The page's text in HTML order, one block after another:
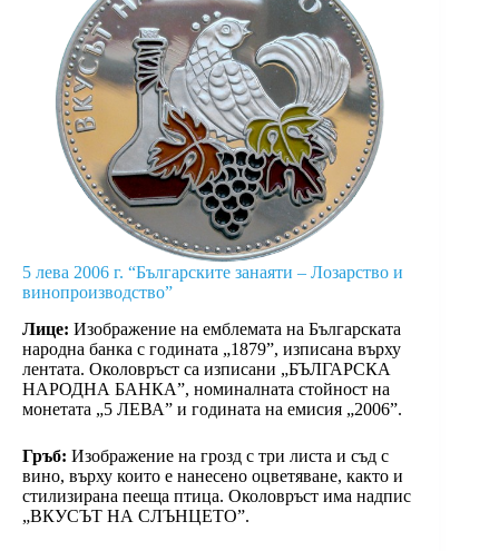
5 лева 2006 г. “Българските занаяти – Лозарство и
винопроизводство”
Лице: Изображение на емблемата на Българската
народна банка с годината „1879”, изписана върху
лентата. Околовръст са изписани „БЪЛГАРСКА
НАРОДНА БАНКА”, номиналната стойност на
монетата „5 ЛЕВА” и годината на емисия „2006”.
Гръб: Изображение на грозд с три листа и съд с
вино, върху които е нанесено оцветяване, както и
стилизирана пееща птица. Околовръст има надпис
„ВКУСЪТ НА СЛЪНЦЕТО”.